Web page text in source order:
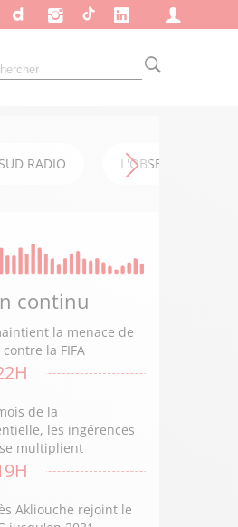
RADIO L'OBSERVATOIRE
continu
la menace de
la FIFA
de la
les ingérences
multiplient
Akliouche rejoint le